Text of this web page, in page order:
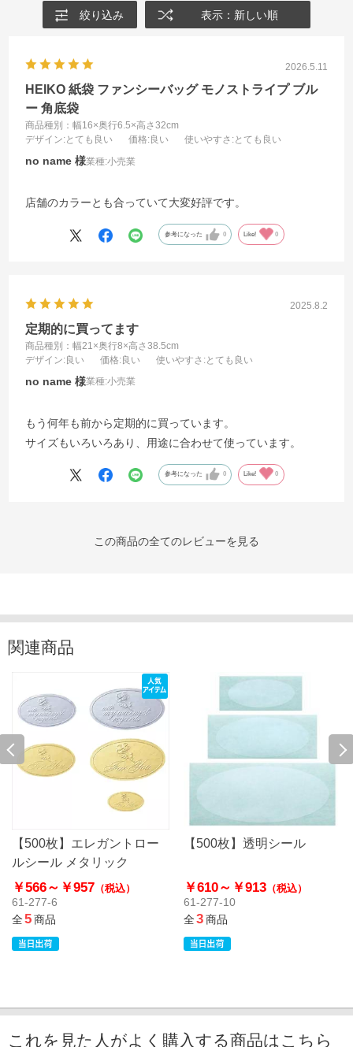
絞り込み 表示：新しい順
2026.5.11
HEIKO 紙袋 ファンシーバッグ モノストライプ ブル
ー 角底袋
商品種別：幅16×奥行6.5×高さ32cm
デザイン:とても良い 価格:良い 使いやすさ :とても良い
no name 業種:小売業
店舗のカラーとも合っていて大変好評です。
参考になった 0 Like! 0
2025.8.2
定期的に買ってます
商品種別：幅21×奥行8×高さ38.5cm
デザイン:良い 価格:良い 使いやすさ :とても良い
no name 業種:小売業
もう何年も前から定期的に買っています。
サイズもいろいろあり、用途に合わせて使っています。
参考になった 0 Like! 0
この商品の全てのレビューを見る
関連商品
【500枚】エレガントロー
ルシール メタリック
￥566～ ￥957 （税込）
61-277-6
全5商品
【500枚】透明シール
￥610～ ￥913 （税込）
61-277-10
全3商品
これを見た人がよく購入する商品はこちら